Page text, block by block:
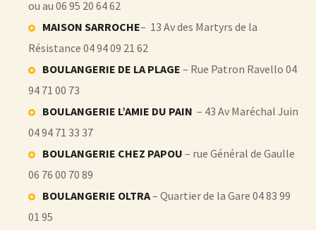
ou au 06 95 20 64 62
MAISON SARROCHE– 13 Av des Martyrs de la
Résistance 04 94 09 21 62
BOULANGERIE DE LA PLAGE – Rue Patron Ravello 04
94 71 00 73
BOULANGERIE L’AMIE DU PAIN – 43 Av Maréchal Juin
04 94 71 33 37
BOULANGERIE CHEZ PAPOU – rue Général de Gaulle
06 76 00 70 89
BOULANGERIE OLTRA– Quartier de la Gare 04 83 99
01 95